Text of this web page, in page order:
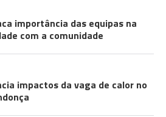
importância das equipas na
com a comunidade
impactos da vaga de calor no